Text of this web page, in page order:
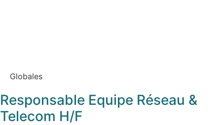
Globales
Responsable Equipe Réseau &
Telecom H/F